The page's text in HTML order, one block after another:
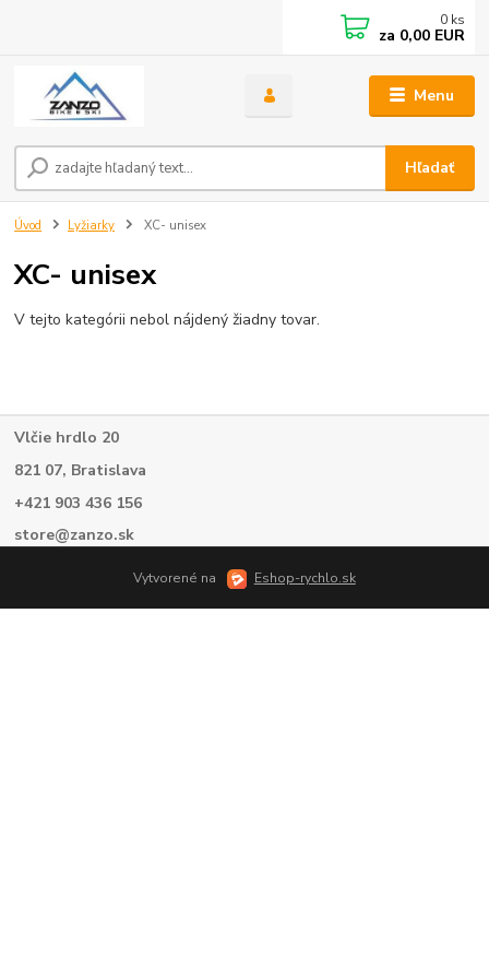
Menu
Hľadať
0 ks
za 0,00 EUR
Úvod Lyžiarky XC- unisex
XC- unisex
V tejto kategórii nebol nájdený žiadny tovar.
Vlčie hrdlo 20
821 07, Bratislava
+421 903 436 156
store@zanzo.sk
Vytvorené na Eshop-rychlo.sk